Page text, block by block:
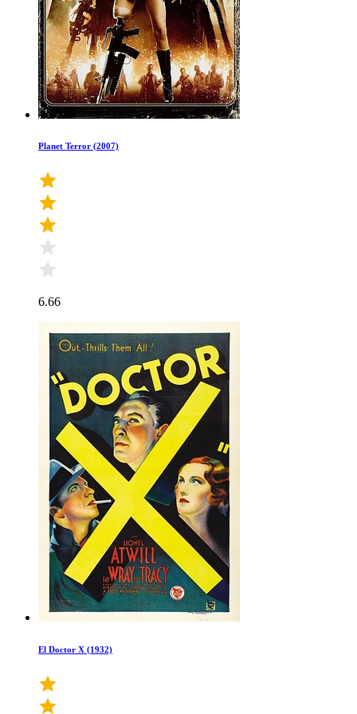
Planet Terror (2007)
6.66
El Doctor X (1932)